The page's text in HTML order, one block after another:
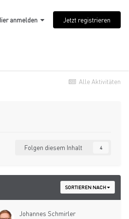
anmelden Jetzt registrieren
Alle Aktivitäten
Folgen diesem Inhalt 4
SORTIEREN NACH
Johannes Schmirler